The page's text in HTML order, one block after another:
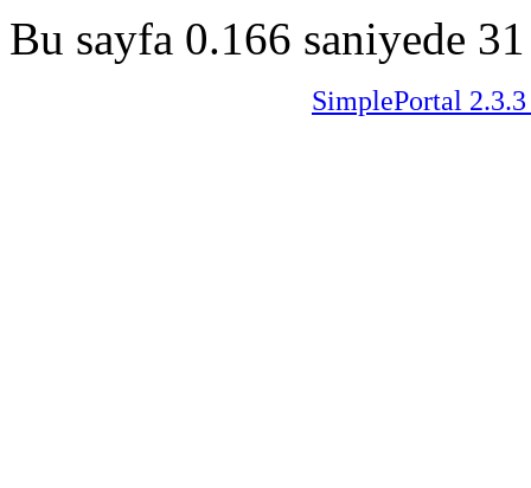
Bu sayfa 0.166 saniyede
SimplePortal